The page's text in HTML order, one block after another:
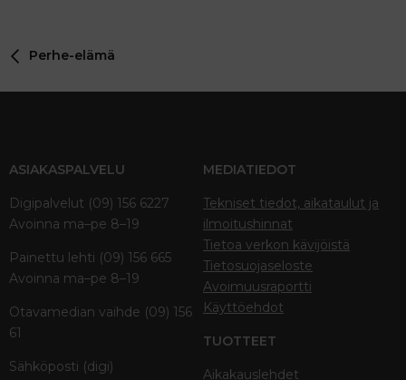
Perhe-elämä
ASIAKASPALVELU
Digipalvelut (09) 156 6227
Avoinna ma–pe 8–19
Painettu lehti (09) 156 665
Avoinna ma–pe 8–19
Otavamedian vaihde (09) 156
61
Sähköposti (digi)
MEDIATIEDOT
Tekniset tiedot, aikataulut ja
ilmoitushinnat
Tietoa verkon kävijöistä
Tietosuojaseloste
Avoimuusraportti
Käyttöehdot
TUOTTEET
Aikakauslehdet